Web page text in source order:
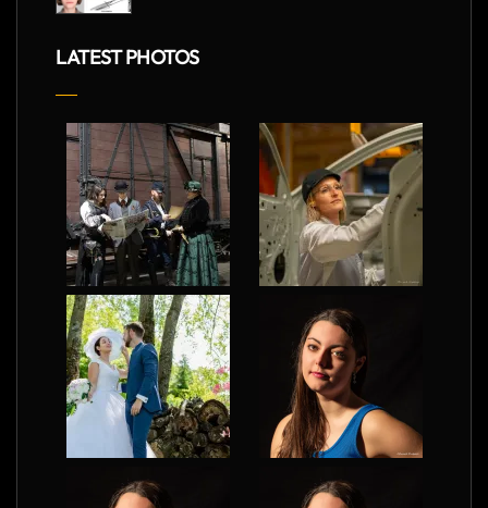
LATEST PHOTOS